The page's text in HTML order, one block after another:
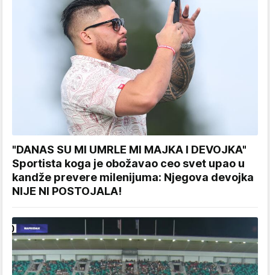
"DANAS SU MI UMRLE MI MAJKA I DEVOJKA"
Sportista koga je obožavao ceo svet upao u
kandže prevere milenijuma: Njegova devojka
NIJE NI POSTOJALA!